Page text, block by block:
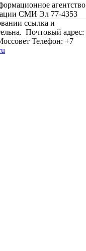
агентство
СМИ Эл 77-4353
ссылка и
Почтовый адрес:
Телефон: +7